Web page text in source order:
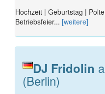
Hochzeit | Geburtstag |
Betriebsfeier... [weitere]
DJ Fridolin
(Berlin)